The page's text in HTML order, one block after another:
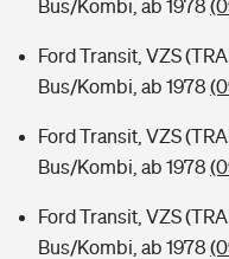
Bus/Kombi, ab 1978
Ford Transit, VZS
Bus/Kombi, ab 1978
Ford Transit, VZS
Bus/Kombi, ab 1978
Ford Transit, VZS
Bus/Kombi, ab 1978